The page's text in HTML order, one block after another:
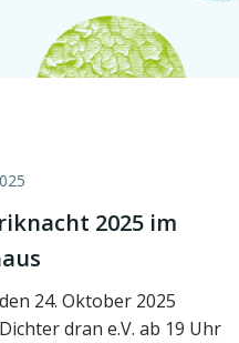
2025 im
24. Oktober 2025
dran e.V. ab 19 Uhr